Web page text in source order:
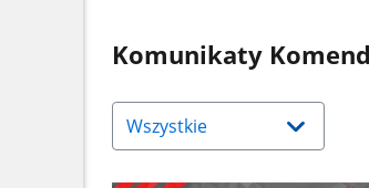
Komunikaty
Naciśnij
strzałkę
w